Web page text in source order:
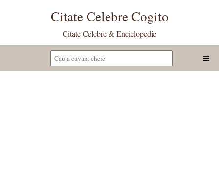
Citate Celebre Cogito
Citate Celebre & Enciclopedie